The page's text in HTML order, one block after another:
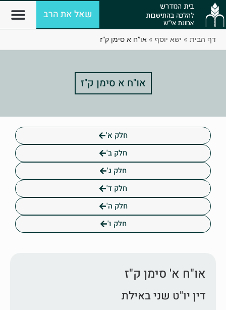
שאל את הרב
דף הבית » ישא יוסף » או”ח א סימן ק”ז
או"ח א סימן ק"ז
חלק א'
חלק ב'
חלק ג'
חלק ד'
חלק ה'
חלק ו'
או"ח א' סימן ק"ז
דין יו"ט שני באילת